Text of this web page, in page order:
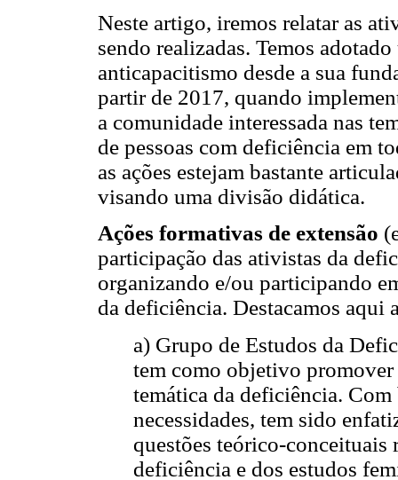
Neste artigo, iremos relatar as
sendo realizadas. Temos
anticapacitismo desde a sua
partir de 2017, quando
a comunidade interessada nas
de pessoas com deficiência em
as ações estejam bastante
visando uma divisão didática.
Ações formativas de extensão
participação das ativistas da
organizando e/ou participando
da deficiência. Destacamos aqui
a) Grupo de Estudos da
tem como objetivo
temática da deficiência.
necessidades, tem sido
questões teórico-conceituais
deficiência e dos estudos